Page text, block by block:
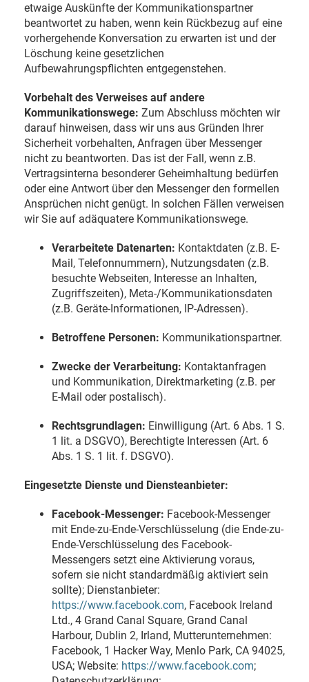
etwaige Auskünfte der Kommunikationspartner
beantwortet zu haben, wenn kein Rückbezug auf eine
vorhergehende Konversation zu erwarten ist und der
Löschung keine gesetzlichen
Aufbewahrungspflichten entgegenstehen.
Vorbehalt des Verweises auf andere
Kommunikationswege: Zum Abschluss möchten wir
darauf hinweisen, dass wir uns aus Gründen Ihrer
Sicherheit vorbehalten, Anfragen über Messenger
nicht zu beantworten. Das ist der Fall, wenn z.B.
Vertragsinterna besonderer Geheimhaltung bedürfen
oder eine Antwort über den Messenger den formellen
Ansprüchen nicht genügt. In solchen Fällen verweisen
wir Sie auf adäquatere Kommunikationswege.
Verarbeitete Datenarten: Kontaktdaten (z.B. E-
Mail, Telefonnummern), Nutzungsdaten (z.B.
besuchte Webseiten, Interesse an Inhalten,
Zugriffszeiten), Meta-/Kommunikationsdaten
(z.B. Geräte-Informationen, IP-Adressen).
Betroffene Personen: Kommunikationspartner.
Zwecke der Verarbeitung: Kontaktanfragen
und Kommunikation, Direktmarketing (z.B. per
E-Mail oder postalisch).
Rechtsgrundlagen: Einwilligung (Art. 6 Abs. 1 S.
1 lit. a DSGVO), Berechtigte Interessen (Art. 6
Abs. 1 S. 1 lit. f. DSGVO).
Eingesetzte Dienste und Diensteanbieter:
Facebook-Messenger: Facebook-Messenger
mit Ende-zu-Ende-Verschlüsselung (die Ende-zu-
Ende-Verschlüsselung des Facebook-
Messengers setzt eine Aktivierung voraus,
sofern sie nicht standardmäßig aktiviert sein
sollte); Dienstanbieter:
https://www.facebook.com, Facebook Ireland
Ltd., 4 Grand Canal Square, Grand Canal
Harbour, Dublin 2, Irland, Mutterunternehmen:
Facebook, 1 Hacker Way, Menlo Park, CA 94025,
USA; Website: https://www.facebook.com;